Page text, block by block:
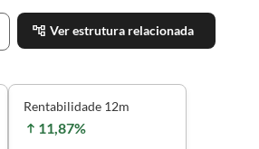
Ver estrutura relacionada
Rentabilidade 12m
11,87%